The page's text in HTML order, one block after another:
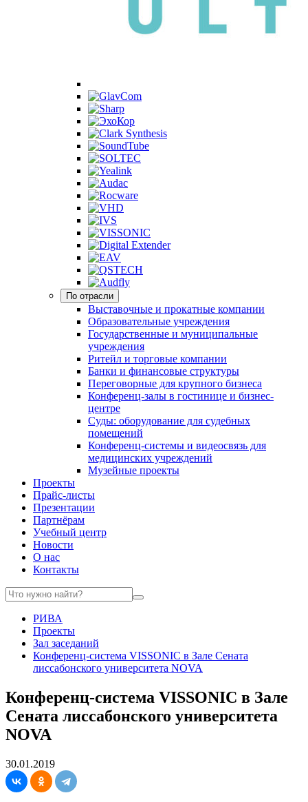
По отрасли
Выставочные и прокатные компании
Образовательные учреждения
Государственные и муниципальные
учреждения
Ритейл и торговые компании
Банки и финансовые структуры
Переговорные для крупного бизнеса
Конференц-залы в гостинице и бизнес-
центре
Суды: оборудование для судебных
помещений
Конференц-системы и видеосвязь для
медицинских учреждений
Музейные проекты
Проекты
Прайс-листы
Презентации
Партнёрам
Учебный центр
Новости
О нас
Контакты
РИВА
Проекты
Зал заседаний
Конференц-система VISSONIC в Зале Сената
лиссабонского университета NOVA
Конференц-система VISSONIC в Зале
Сената лиссабонского университета
NOVA
30.01.2019